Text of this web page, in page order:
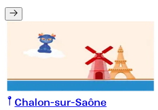
Chalon-sur-Saône